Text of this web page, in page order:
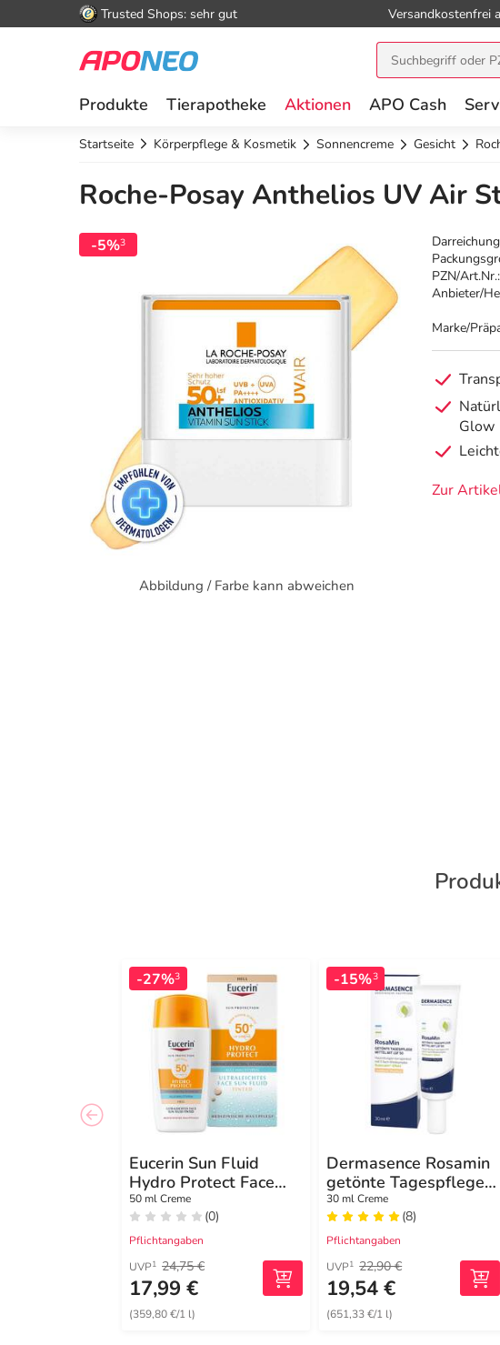
Trusted Shops: sehr gut Versandkostenfrei
Produkte Tierapotheke Aktionen APO Cash
Startseite Körperpflege & Kosmetik Sonnencreme Gesicht
Roche-Posay Anthelios UV Air
-5%3
Abbildung / Farbe kann abweichen
PZN/Art.Nr.:
Anbieter/
Marke/
Glow
Zur
-27%3
Eucerin Sun Fluid
Hydro Protect Face
hell LSF 50 +
50 ml Creme
(0)
Pflichtangaben
UVP1 24,75 €
17,99 €
(359,80 €/1 l)
-15%3
Dermasence Rosamin
getönte Tagespflege
mittel LSF 50 Creme
30 ml Creme
(8)
Pflichtangaben
UVP1 22,90 €
19,54 €
(651,33 €/1 l)